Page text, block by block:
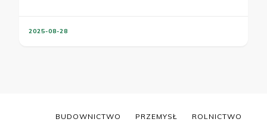
2025-08-28
BUDOWNICTWO PRZEMYSŁ ROLNICTWO